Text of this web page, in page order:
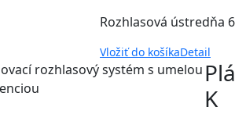
Rozhlasová ústredňa
Vložiť do košíkaDetail
K